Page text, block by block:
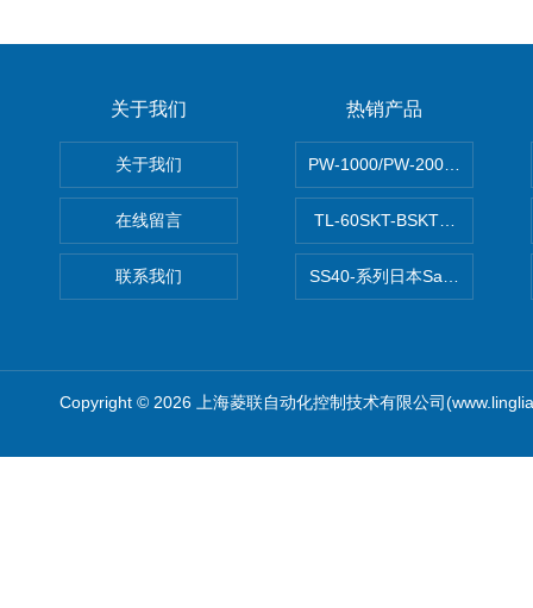
关于我们
关于我们
在线留言
联系我们
热销产品
PW-1000/PW-
TL-60SKT-BSKTC张力控制器
SS40-系列日本Sawamura泽
Copyright © 2026 上海菱联自动化控制技术有限公司